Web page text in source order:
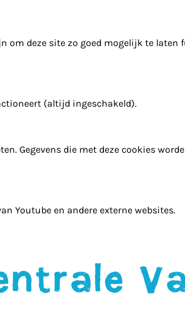
deze site zo goed mogelijk te
(altijd ingeschakeld).
Gegevens die met deze cookies
Youtube en andere externe websites.